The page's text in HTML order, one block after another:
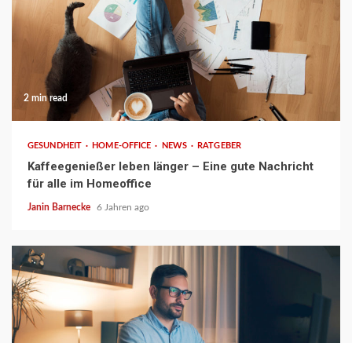
2 min read
GESUNDHEIT HOME-OFFICE NEWS RATGEBER
Kaffeegenießer leben länger – Eine gute Nachricht
für alle im Homeoffice
Janin Barnecke 6 Jahren ago